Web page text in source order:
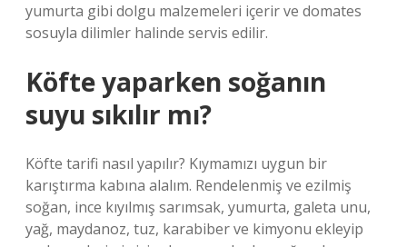
yumurta gibi dolgu malzemeleri içerir ve domates
sosuyla dilimler halinde servis edilir.
Köfte yaparken soğanın
suyu sıkılır mı?
Köfte tarifi nasıl yapılır? Kıymamızı uygun bir
karıştırma kabına alalım. Rendelenmiş ve ezilmiş
soğan, ince kıyılmış sarımsak, yumurta, galeta unu,
yağ, maydanoz, tuz, karabiber ve kimyonu ekleyip